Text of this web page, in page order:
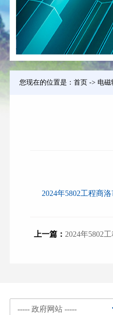
您现在的位置是： 首页 -> 电磁
2024年5802工程商
上一篇： 2024年5802